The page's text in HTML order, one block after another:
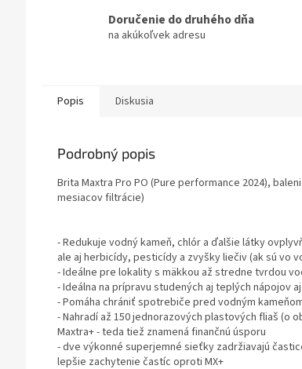
Doručenie do druhého dňa
na akúkoľvek adresu
Popis Diskusia
Podrobný popis
Brita Maxtra Pro PO (Pure performance 2024),
mesiacov filtrácie)
- Redukuje vodný kameň, chlór a ďalšie látky
ale aj herbicídy, pesticídy a zvyšky liečiv (ak sú vo
- Ideálne pre lokality s mäkkou až stredne tvrdou
- Ideálna na prípravu studených aj teplých nápojov
- Pomáha chrániť spotrebiče pred vodným
- Nahradí až 150 jednorazových plastových fliaš (o
Maxtra+ - teda tiež znamená finančnú úsporu
- dve výkonné superjemné sieťky zadržiavajú
lepšie zachytenie častíc oproti MX+